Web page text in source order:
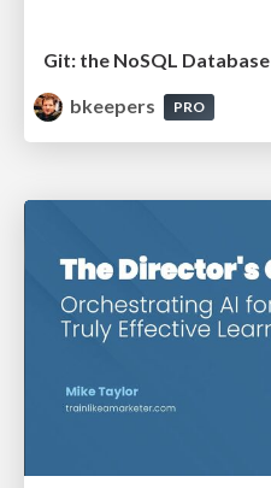
Git: the NoSQL Database
bkeepers
PRO